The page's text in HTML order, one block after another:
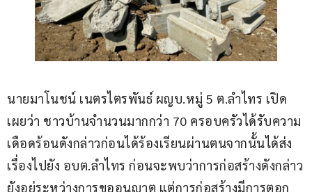
นายมาโนชน์ เนตรไตรพันธ์ ผญบ.หมู่ 5 ต.ลำไทร เปิด
เผยว่า ชาวบ้านจำนวนมากกว่า 70 ครอบครัวได้รับความ
เดือดร้อนดังกล่าวก่อนได้ร้องเรียนผ่านตนจากนั้นได้ส่ง
เรื่องไปยัง อบต.ลำไทร ก่อนจะพบว่าการก่อสร้างดังกล่าว
ยังอยู่ระหว่างการขออนุญาต แต่การก่อสร้างมีการตอก